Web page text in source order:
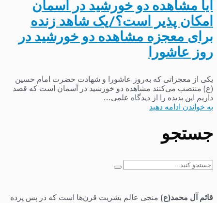
آیا مشاهده دو خورشید در آسمان
امکان پذیر است؟/یک شاهد زنده
برای معجزه مشاهده دو خورشید در
روز عاشورا
یکی از معجزاتی که به‌روز عاشورا و شهادت حضرت امام حسین
(ع) منتصب می‌کنند مشاهده دو خورشید در آسمان است که قصد
داریم این پدیده را از دیدگاه علمی...
به خواندن ادامه دهید
جستجو
جستجو
قائم آل محمد(ع) منجی عالم بشریت قرن‌ها است که در پس پرده